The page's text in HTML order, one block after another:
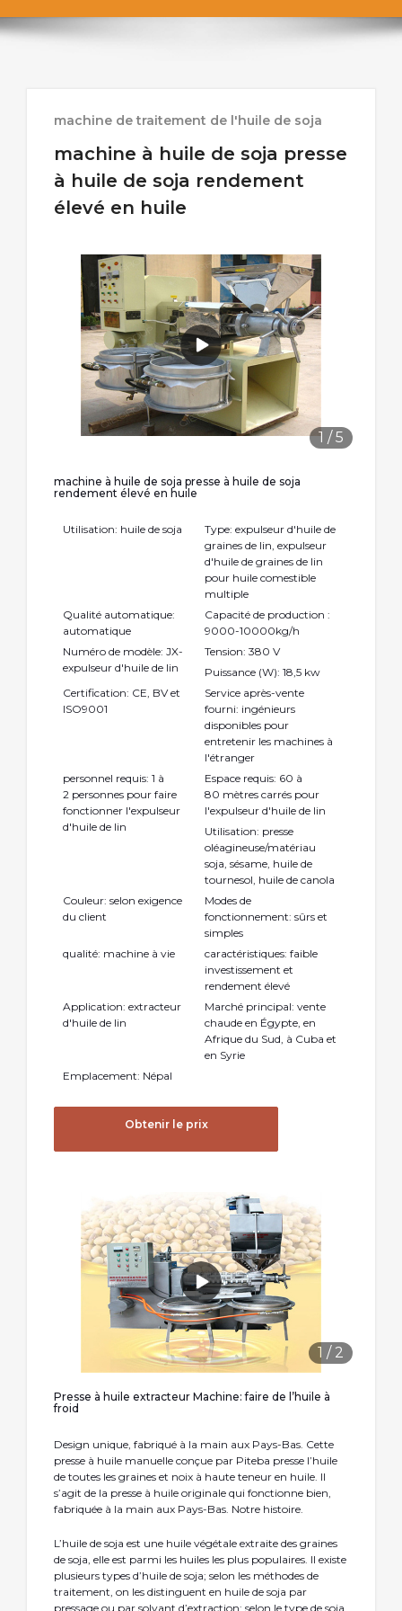
machine de traitement de l'huile de soja
machine à huile de soja presse
à huile de soja rendement
élevé en huile
1 /5
machine à huile de soja presse à huile de soja
rendement élevé en huile
Utilisation: huile de soja
Type: expulseur d'huile de
graines de lin, expulseur
d'huile de graines de lin
pour huile comestible
multiple
Qualité automatique:
automatique
Capacité de production :
9000-10000kg/h
Numéro de modèle: JX-
expulseur d'huile de lin
Tension: 380 V
Puissance (W): 18,5 kw
Certification: CE, BV et
ISO9001
Service après-vente
fourni: ingénieurs
disponibles pour
entretenir les machines à
l'étranger
personnel requis: 1 à
2 personnes pour faire
fonctionner l'expulseur
d'huile de lin
Espace requis: 60 à
80 mètres carrés pour
l'expulseur d'huile de lin
Utilisation: presse
oléagineuse/matériau
soja, sésame, huile de
tournesol, huile de canola
Couleur: selon exigence
du client
Modes de
fonctionnement: sûrs et
simples
qualité: machine à vie
caractéristiques: faible
investissement et
rendement élevé
Application: extracteur
d'huile de lin
Marché principal: vente
chaude en Égypte, en
Afrique du Sud, à Cuba et
en Syrie
Emplacement: Népal
Obtenir le prix
1 / 2
Presse à huile extracteur Machine: faire de l’huile à
froid
Design unique, fabriqué à la main aux Pays-Bas. Cette
presse à huile manuelle conçue par Piteba presse l’huile
de toutes les graines et noix à haute teneur en huile. Il
s’agit de la presse à huile originale qui fonctionne bien,
fabriquée à la main aux Pays-Bas. Notre histoire.
L’huile de soja est une huile végétale extraite des graines
de soja, elle est parmi les huiles les plus populaires. Il existe
plusieurs types d’huile de soja; selon les méthodes de
traitement, on les distinguent en huile de soja par
pressage ou par solvant d’extraction; selon le type de soja,